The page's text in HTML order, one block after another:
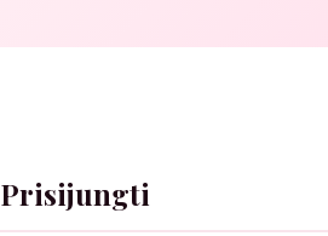
Prisijungti